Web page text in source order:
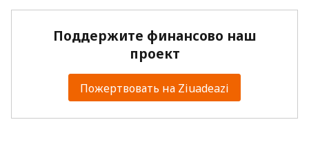
Поддержите финансово наш
проект
Пожертвовать на Ziuadeazi